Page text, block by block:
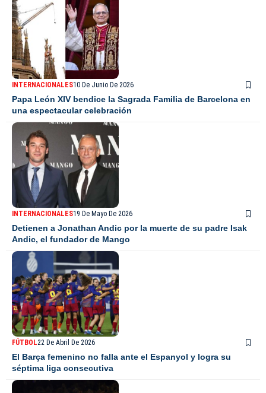
INTERNACIONALES10 De Junio De 2026
Papa León XIV bendice la Sagrada Familia de Barcelona en
una espectacular celebración
INTERNACIONALES19 De Mayo De 2026
Detienen a Jonathan Andic por la muerte de su padre Isak
Andic, el fundador de Mango
FÚTBOL22 De Abril De 2026
El Barça femenino no falla ante el Espanyol y logra su
séptima liga consecutiva